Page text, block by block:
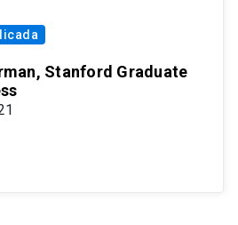
Stanford Graduate